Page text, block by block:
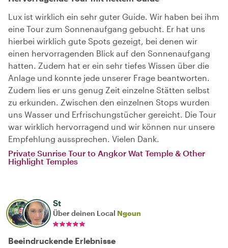
Lux ist wirklich ein sehr guter Guide. Wir haben bei ihm
eine Tour zum Sonnenaufgang gebucht. Er hat uns
hierbei wirklich gute Spots gezeigt, bei denen wir
einen hervorragenden Blick auf den Sonnenaufgang
hatten. Zudem hat er ein sehr tiefes Wissen über die
Anlage und konnte jede unserer Frage beantworten.
Zudem lies er uns genug Zeit einzelne Stätten selbst
zu erkunden. Zwischen den einzelnen Stops wurden
uns Wasser und Erfrischungstücher gereicht. Die Tour
war wirklich hervorragend und wir können nur unsere
Empfehlung aussprechen. Vielen Dank.
Private Sunrise Tour to Angkor Wat Temple & Other
Highlight Temples
St
Über deinen Local Ngoun
Beeindruckende Erlebnisse